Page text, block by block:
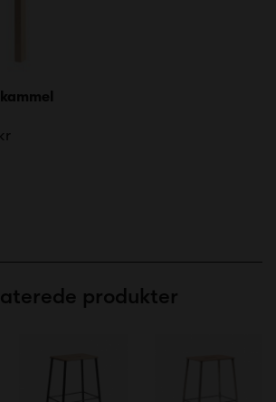
produkter